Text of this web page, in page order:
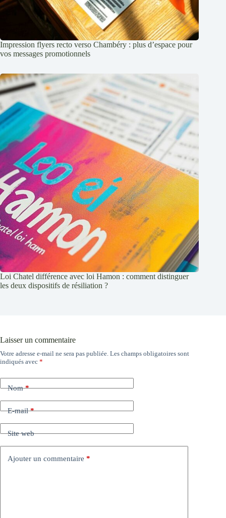
Impression flyers recto verso Chambéry : plus d’espace pour
vos messages promotionnels
Loi Chatel différence avec loi Hamon : comment distinguer
les deux dispositifs de résiliation ?
Laisser un commentaire
Votre adresse e-mail ne sera pas publiée. Les champs obligatoires sont
indiqués avec *
Nom*
E-mail*
Site web
Ajouter un commentaire *